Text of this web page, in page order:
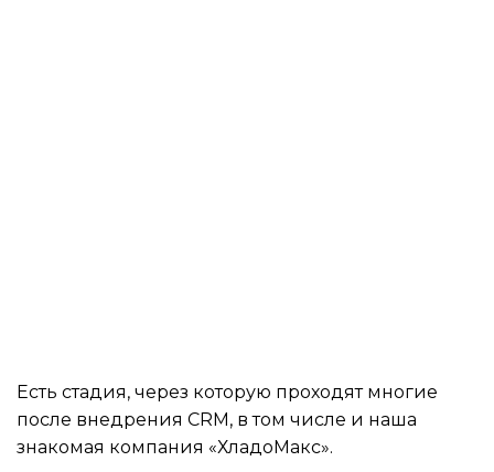
Есть стадия, через которую проходят многие
после внедрения CRM, в том числе и наша
знакомая компания «ХладоМакс».